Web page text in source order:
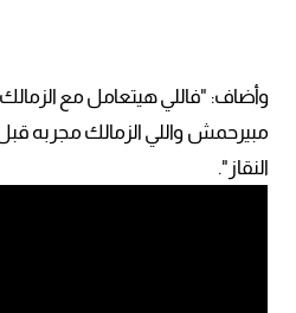
وأضاف: "فاللي هيتعامل مع الزمالك
مبيرحمش واللي الزمالك مجربه
النقاز".